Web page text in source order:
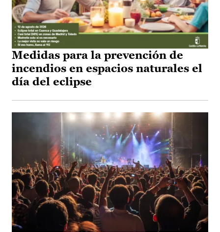
Medidas para la prevención de
incendios en espacios naturales el
día del eclipse